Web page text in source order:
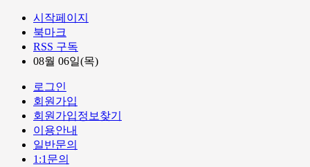
시작페이지
북마크
RSS 구독
08월 06일(목)
로그인
회원가입
회원가입정보찾기
이용안내
일반문의
1:1문의